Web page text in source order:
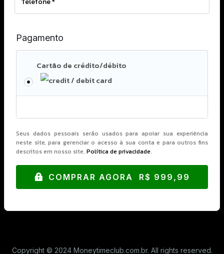
Pagamento
Cartão de crédito/débito
Seus dados pessoais serão usados ​​para apoiar sua experiência
neste site, para gerenciar o acesso à sua conta e para outros fins
descritos em nosso site. Política de privacidade.
COMPRAR AGORA R$ 999,99
Copyright © 2024 Moneytimeclub.com.br. All rights reserved.